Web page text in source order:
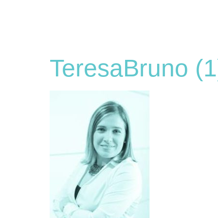
TeresaBruno